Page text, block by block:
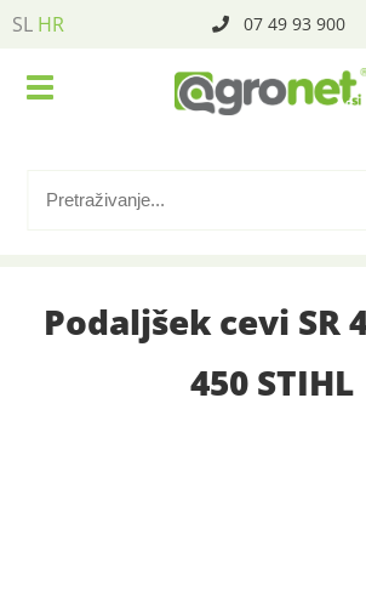
SL HR 07 49 93 900
Podaljšek cevi SR
450 STIHL